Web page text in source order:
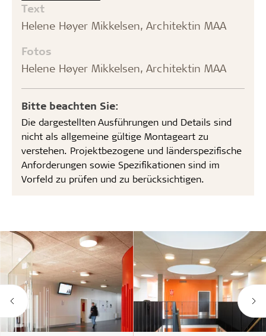
Text
Helene Høyer Mikkelsen, Architektin MAA
Fotos
Helene Høyer Mikkelsen, Architektin MAA
Bitte beachten Sie:
Die dargestellten Ausführungen und Details sind
nicht als allgemeine gültige Montageart zu
verstehen. Projektbezogene und länderspezifische
Anforderungen sowie Spezifikationen sind im
Vorfeld zu prüfen und zu berücksichtigen.